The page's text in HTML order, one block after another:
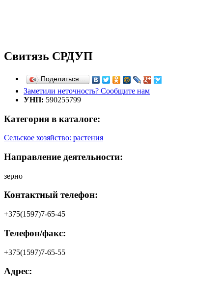
Свитязь СРДУП
Поделиться…
Заметили неточность? Сообщите нам
УНП: 590255799
Категория в каталоге:
Сельское хозяйство: растения
Направление деятельности:
зерно
Контактный телефон:
+375(1597)7-65-45
Телефон/факс:
+375(1597)7-65-55
Адрес: